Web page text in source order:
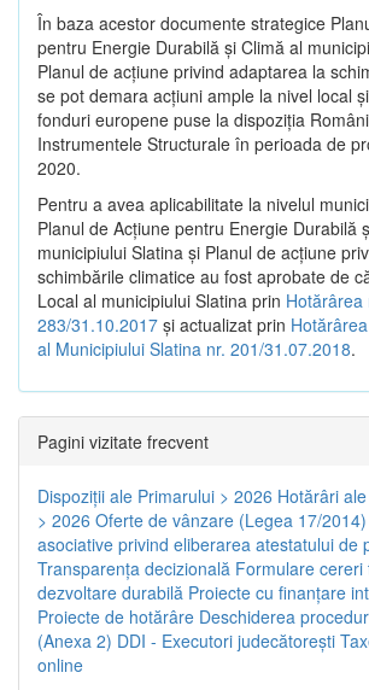
În baza acestor documente strategice
pentru Energie Durabilă şi Climă al
Planul de acţiune privind adaptarea la
se pot demara acţiuni ample la nivel local
fonduri europene puse la dispoziţia
Instrumentele Structurale în perioada de
2020.
Pentru a avea aplicabilitate la nivelul
Planul de Acţiune pentru Energie Durabilă
municipiului Slatina şi Planul de acţiune
schimbările climatice au fost aprobate de
Local al municipiului Slatina prin Hotărârea
283/31.10.2017 și actualizat prin
al Municipiului Slatina nr. 201/31.07.2018.
Pagini vizitate frecvent
Dispoziţii ale Primarului > 2026 Hotărâri
> 2026 Oferte de vânzare (Legea 17/2014)
asociative privind eliberarea atestatului de
Transparenţa decizională Formulare cereri
dezvoltare durabilă Proiecte cu finanţare
Proiecte de hotărâre Deschiderea
(Anexa 2) DDI - Executori judecătorești
online